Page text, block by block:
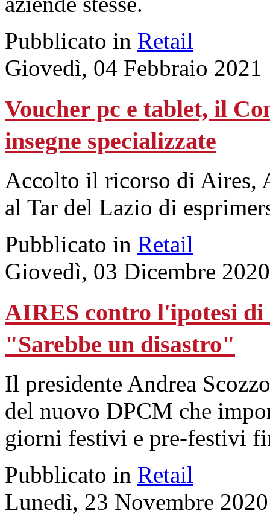
Pubblicato in Retail
Giovedì, 04 Febbraio 2021
Voucher pc e tablet, il
insegne specializzate
Accolto il ricorso di Aires,
al Tar del Lazio di
Pubblicato in Retail
Giovedì, 03 Dicembre
AIRES contro l'ipotesi
"Sarebbe un disastro"
Il presidente Andrea
del nuovo DPCM che
giorni festivi e pre-festivi
Pubblicato in Retail
Lunedì, 23 Novembre